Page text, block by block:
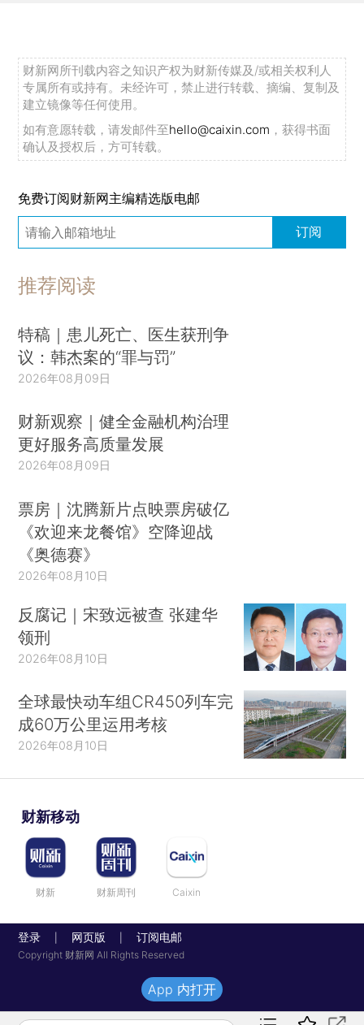
财新网所刊载内容之知识产权为财新传媒及/或相关权利人
专属所有或持有。未经许可，禁止进行转载、摘编、复制及
建立镜像等任何使用。
如有意愿转载，请发邮件至hello@caixin.com ，获得书面
确认及授权后，方可转载。
免费订阅财新网主编精选版电邮
订阅
推荐阅读
特稿｜患儿死亡、医生获刑争
议：韩杰案的“罪与罚”
2026年08月09日
财新观察｜健全金融机构治理
更好服务高质量发展
2026年08月09日
票房｜沈腾新片点映票房破亿
《欢迎来龙餐馆》空降迎战
《奥德赛》
2026年08月10日
反腐记｜宋致远被查 张建华
领刑
2026年08月10日
全球最快动车组CR450列车完
成60万公里运用考核
2026年08月10日
财新移动
财新 财新周刊 Caixin
登录 网页版 订阅电邮
Copyright 财新网 All Rights Reserved
App 内打开